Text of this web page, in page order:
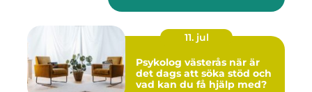
11. jul
Psykolog västerås när är
det dags att söka stöd och
vad kan du få hjälp med?